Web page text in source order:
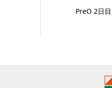
PreO 2日目